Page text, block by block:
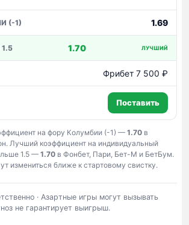
1.69
1.70 ЛУЧШИЙ
Фрибет 7 500 ₽
Поставить
на фору Колумбии (-1) — 1.70 в
Лучший коэффициент на индивидуальный
1.5 — 1.70 в Фонбет, Пари, Бет-М и БетБум.
измениться ближе к стартовому свистку.
· Азартные игры могут вызывать
не гарантирует выигрыш.